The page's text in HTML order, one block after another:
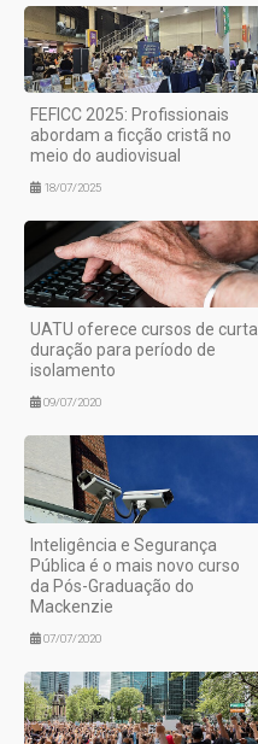
FEFICC 2025: Profissionais
abordam a ficção cristã no
meio do audiovisual
18/07/2025
UATU oferece cursos de curta
duração para período de
isolamento
09/07/2020
Inteligência e Segurança
Pública é o mais novo curso
da Pós-Graduação do
Mackenzie
07/07/2020